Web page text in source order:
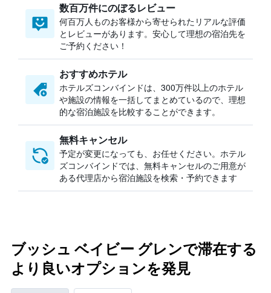
数百万件にのぼるレビュー
何百万人ものお客様から寄せられたリアルな評価
とレビューがあります。安心して理想の宿泊先を
ご予約ください！
おすすめホテル
ホテルズコンバインドは、300万件以上のホテル
や施設の情報を一括してまとめているので、理想
的な宿泊施設を比較することができます。
無料キャンセル
予定が変更になっても、お任せください。ホテル
ズコンバインドでは、無料キャンセルのご用意が
ある代理店から宿泊施設を検索・予約できます
ブッシュ ベイビー グレンで滞在する
より良いオプションを発見